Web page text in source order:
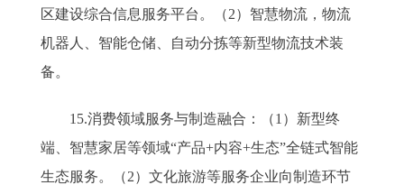
区建设综合信息服务平台。（2）智慧物流，物流
机器人、智能仓储、自动分拣等新型物流技术装
备。
15.消费领域服务与制造融合：（1）新型终
端、智慧家居等领域“产品+内容+生态”全链式智能
生态服务。（2）文化旅游等服务企业向制造环节